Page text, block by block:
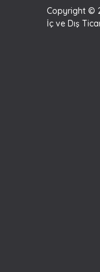
Copyright ©
İç ve Dış